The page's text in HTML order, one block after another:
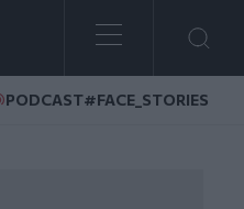
PODCAST#FACE_STORIES